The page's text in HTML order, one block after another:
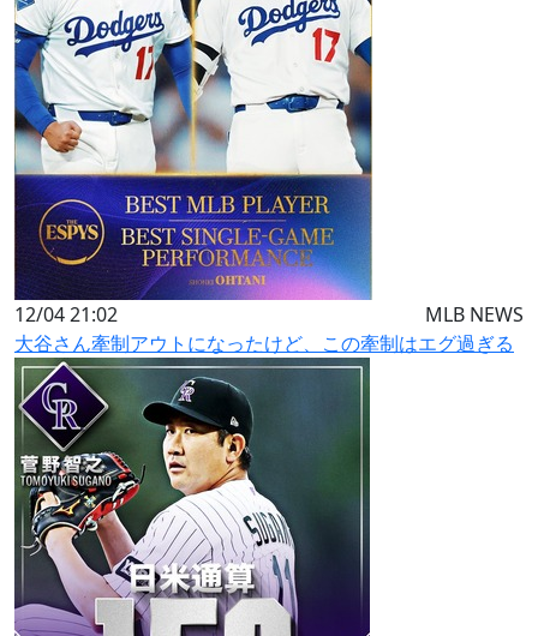
12/04 21:02
MLB NEWS
大谷さん牽制アウトになったけど、この牽制はエグ過ぎる